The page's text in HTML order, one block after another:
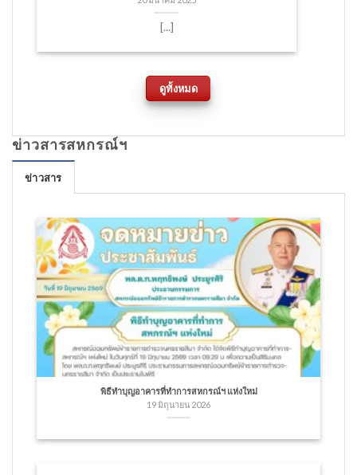
[...]
ดูทั้งหมด
ข่าวสารสหกรณ์ฯ
ข่าวสาร
พิธีทำบุญอาคารที่ทำการสหกรณ์ฯ แห่งใหม่
19 มิถุนายน 2026